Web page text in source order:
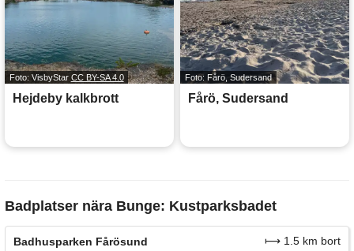
Foto: VisbyStar CC BY-SA 4.0
Hejdeby kalkbrott
Foto: Fårö, Sudersand
Fårö, Sudersand
Badplatser nära Bunge: Kustparksbadet
Badhusparken Fårösund
⟼ 1.5 km bort